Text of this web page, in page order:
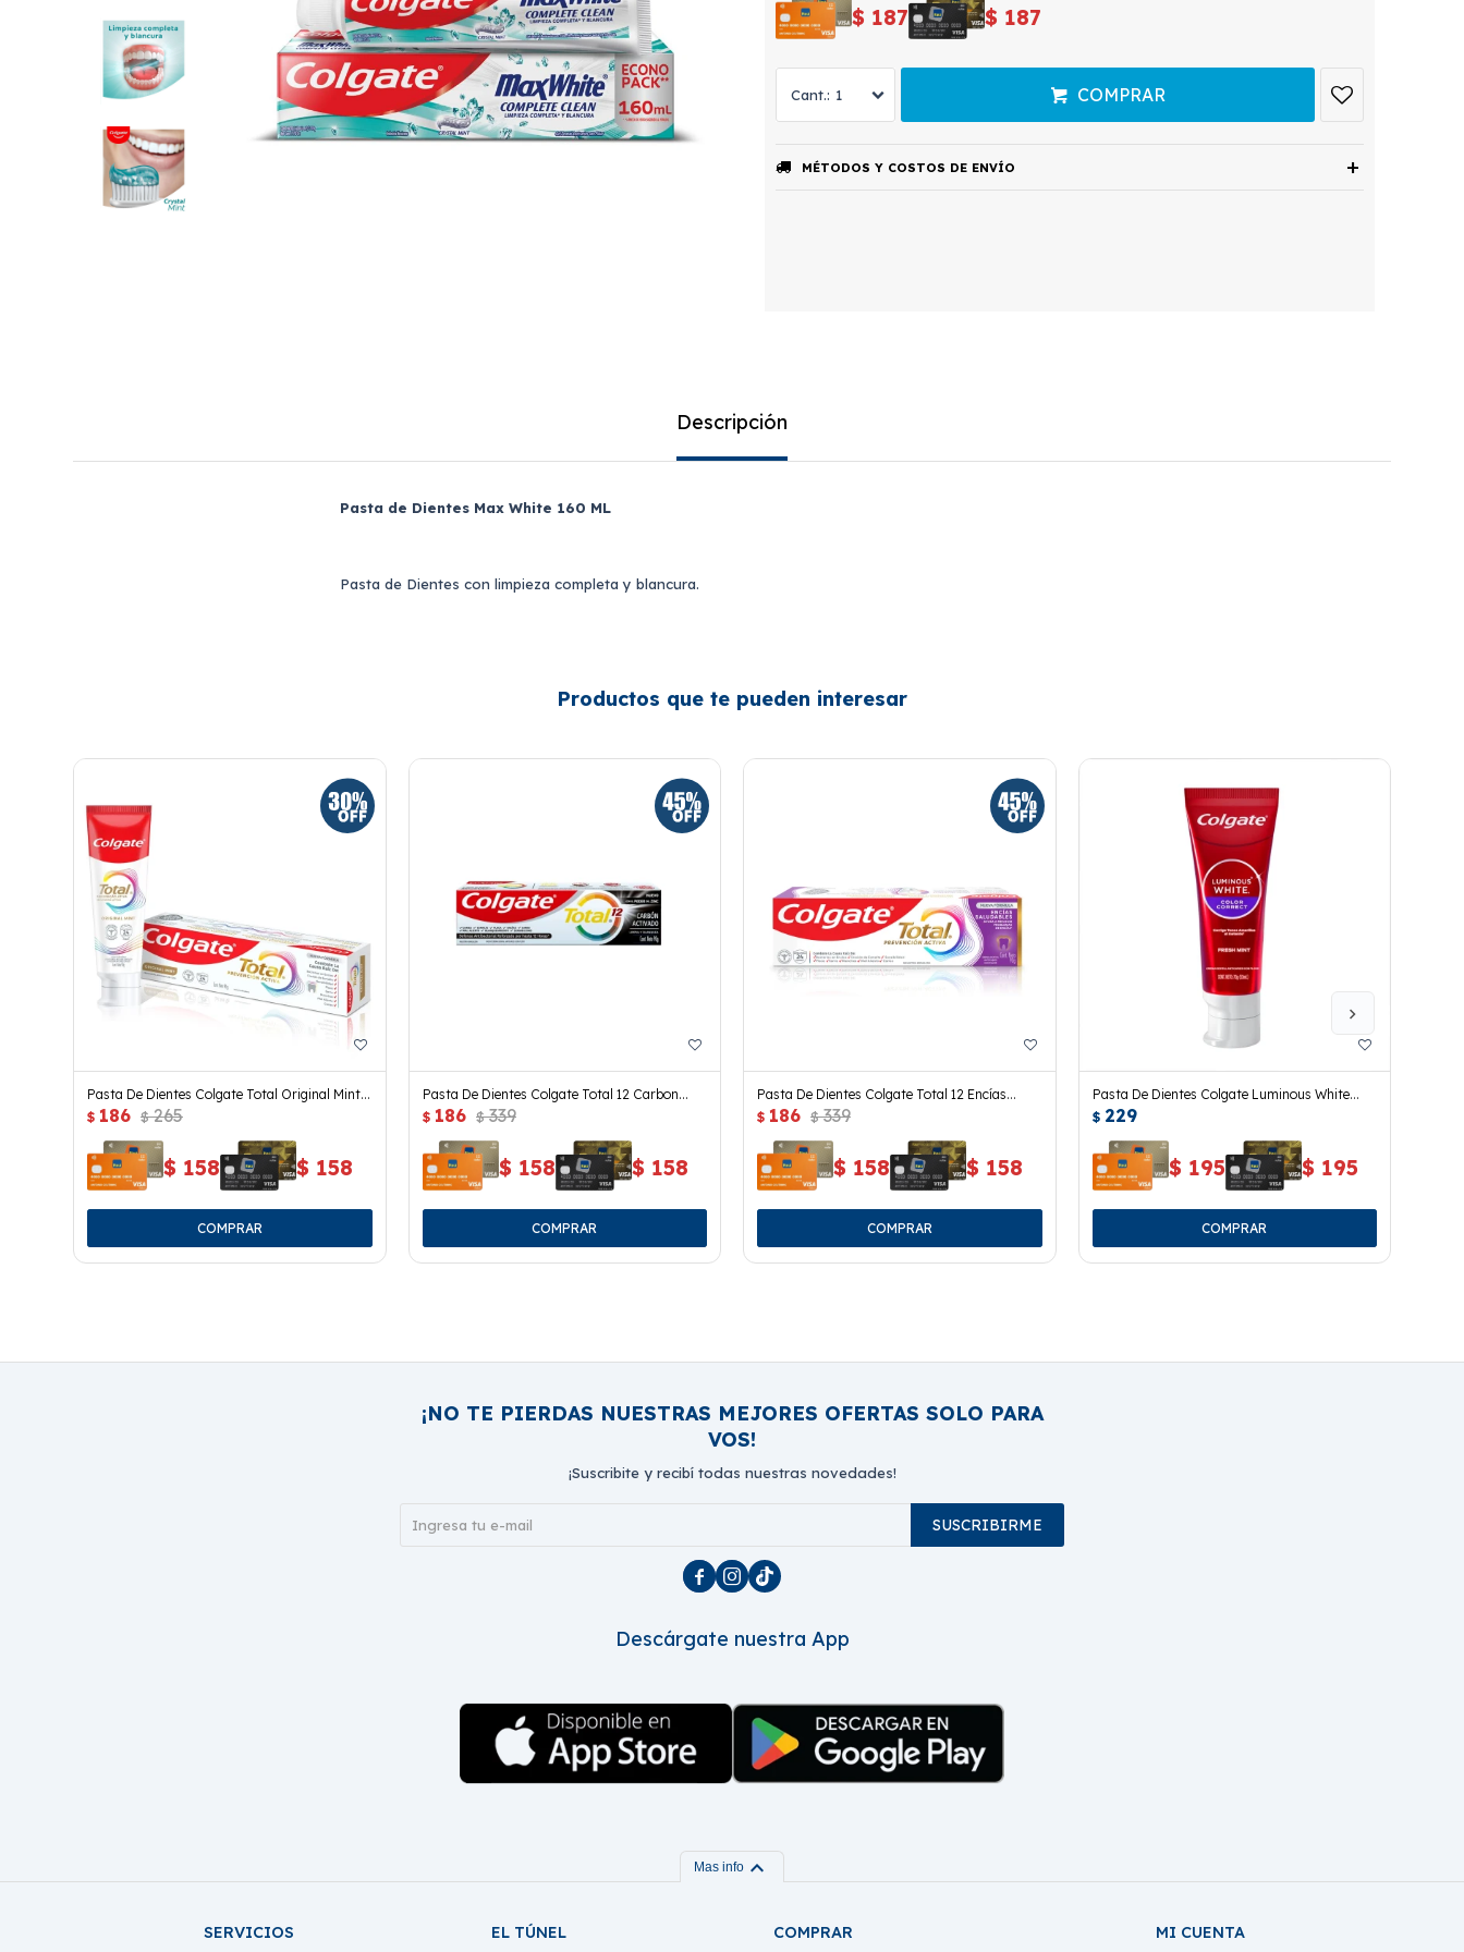
$ 187 $ 187
1 COMPRAR
MÉTODOS Y COSTOS DE ENVÍO
Descripción
Pasta de Dientes Max White 160 ML
Pasta de Dientes con limpieza completa y blancura.
Productos que te pueden interesar
Pasta De Dientes Colgate Total Original Mint
90 Grs.
$ 186 $ 265
$ 158 $ 158
Pasta De Dientes Colgate Total 12 Carbon
Activado 90 Grs.
$ 186 $ 339
$ 158 $ 158
Pasta De Dientes Colgate Total 12 Encías
Reforzadas 90 Grs.
$ 186 $ 339
$ 158 $ 158
Pasta De Dientes Colgate Luminous White
Color Correct 70 Grs.
$ 229
$ 195 $ 195
¡NO TE PIERDAS NUESTRAS MEJORES OFERTAS SOLO PARA
VOS!
¡Suscribite y recibí todas nuestras novedades!
SUSCRIBIRME
  
Descárgate nuestra App
Mas info expand_more
SERVICIOS EL TÚNEL COMPRAR MI CUENTA